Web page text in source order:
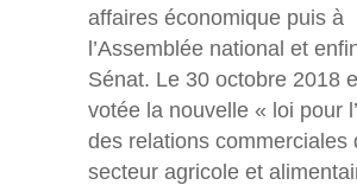
affaires économique puis à
l’Assemblée national et
Sénat. Le 30 octobre 2018
votée la nouvelle « loi pour
des relations commerciales
secteur agricole et